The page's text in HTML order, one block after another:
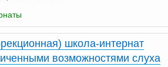
школа-интернат
возможностями слуха